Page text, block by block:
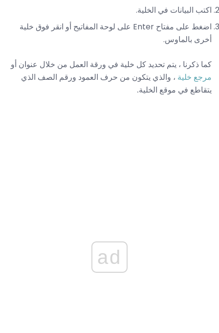
اكتب البيانات في الخلية.
اضغط على مفتاح Enter على لوحة المفاتيح أو انقر فوق خلية
أخرى بالماوس.
كما ذكرنا ، يتم تحديد كل خلية في ورقة العمل من خلال عنوان أو
مرجع خلية ، والذي يتكون من حرف العمود ورقم الصف الذي
يتقاطع في موقع الخلية.
ad